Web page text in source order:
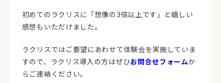
初めてのラクリスに「想像の3倍以上です」と嬉しい
感想もいただけました。
ラクリスではご要望にあわせて体験会を実施していま
すので、ラクリス導入の方はぜひお問合せフォームか
らご連絡ください。